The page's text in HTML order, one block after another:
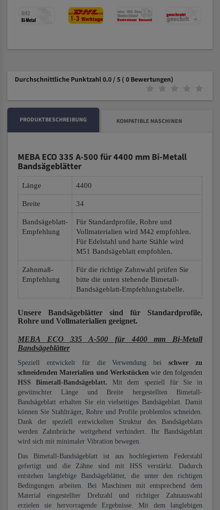
Durchschnittliche Punktzahl 0.0 / 5 ( 0 Bewertungen)
PRODUKTBESCHREIBUNG KOMPATIBLE MASCHINEN
MEBA ECO 335 A-500 für 4400 mm Bi-Metall
Bandsägeblätter
Länge 4400
Breite 34
Bandsägeblatt-
Empfehlung
Für Standardprofile, Rohre und
Vollmaterialien wird M42 empfohlen.
Für Edelstahl und harte Stähle wird
M51 Bandsägeblatt empfohlen.
Zahnmaß-
Empfehlung
Für die richtige Zahnwahl prüfen Sie
bitte die unten stehende Bimetall-
Bandsägeblatt-Empfehlungstabelle.
Unsere Bandsägeblätter sind für Standardprofile,
Rohre und Vollmaterialien geeignet.
MEBA ECO 335 A-500 für 4400 mm Bi-Metall
Bandsägeblätter
Speziell entwickelt für die Verwendung beischwer zu
schneidenden Materialien und Werkstücken wie den folgenden
HSS Bimetall-Bandsägeblatt. Mit dem speziell für Sie in
gewünschter Länge und Breite hergestellten Bimetall-
Bandsägeblatt erhalten Sie ein vielseitiges Bandsägeblatt. Damit
können Sie Stahlträger, Rohre und Profile problemlos schneiden.
Dank der speziell entwickelten Struktur des Bandsägeblatts
werden Zahnbrüche weitgehend verhindert. Ihr Bandsägeblatt
wird sich mit minimaler Vibration bewegen.
Das Bimetall-Bandsägeblatt ist aus hochlegiertem Federstahl
gefertigt und die Zähne sind mit HSS verstärkt. Dadurch
entstehen langlebige Bandsägeblätter, die unter den richtigen
Bedingungen arbeiten. Bei Maschinen mit entsprechend dem
Material eingestellter Drehzahl und richtiger Zahnauswahl
erzielen sie hervorragende Ergebnisse. Mit dem langlebigen